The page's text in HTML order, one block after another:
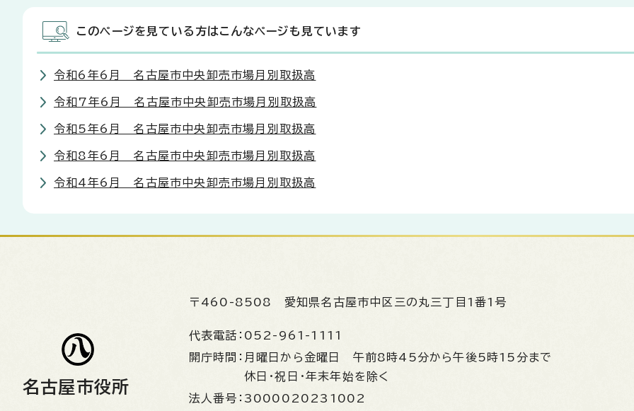
このページを見ている方はこんなページも見ています
令和6年6月 名古屋市中央卸売市場月別取扱高
令和7年6月 名古屋市中央卸売市場月別取扱高
令和5年6月 名古屋市中央卸売市場月別取扱高
令和8年6月 名古屋市中央卸売市場月別取扱高
令和4年6月 名古屋市中央卸売市場月別取扱高
名古屋市役所
〒460-8508 愛知県名古屋市中区三の丸三丁目1番1号
代表電話： 052-961-1111
開庁時間： 月曜日から金曜日 午前8時45分から午後5時15分まで
休日・祝日・年末年始を除く
法人番号： 3000020231002